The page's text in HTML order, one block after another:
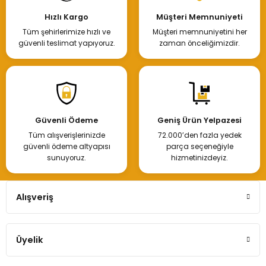
Hızlı Kargo
Tüm şehirlerimize hızlı ve
güvenli teslimat yapıyoruz.
Müşteri Memnuniyeti
Müşteri memnuniyetini her
zaman önceliğimizdir.
Güvenli Ödeme
Tüm alışverişlerinizde
güvenli ödeme altyapısı
sunuyoruz.
Geniş Ürün Yelpazesi
72.000’den fazla yedek
parça seçeneğiyle
hizmetinizdeyiz.
Alışveriş
Üyelik